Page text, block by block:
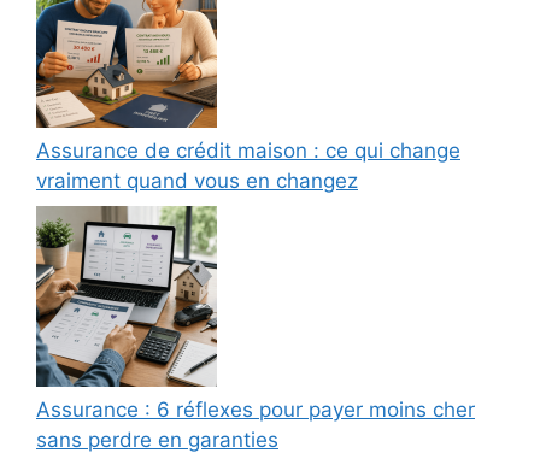
Assurance de crédit maison : ce qui change
vraiment quand vous en changez
Assurance : 6 réflexes pour payer moins cher
sans perdre en garanties